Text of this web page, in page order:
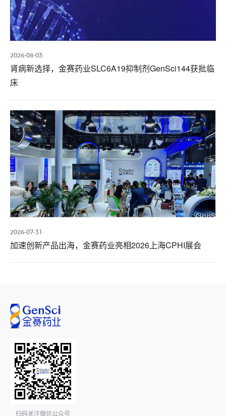
2026-08-03
肾病新选择，金赛药业SLC6A19抑制剂GenSci144获批临
床
2026-07-31
加速创新产品出海，金赛药业亮相2026上海CPHI展会
扫码关注微信公众号